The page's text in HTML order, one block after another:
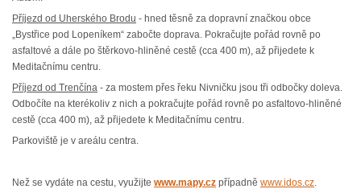
Příjezd od Uherského Brodu - hned těsně za dopravní značkou obce
„Bystřice pod Lopeníkem“ zabočte doprava. Pokračujte pořád rovně po
asfaltové a dále po štěrkovo-hliněné cestě (cca 400 m), až přijedete k
Meditačnímu centru.
Příjezd od Trenčína - za mostem přes řeku Nivničku jsou tři odbočky doleva.
Odbočíte na kterékoliv z nich a pokračujte pořád rovně po asfaltovo-hliněné
cestě (cca 400 m), až přijedete k Meditačnímu centru.
Parkoviště je v areálu centra.
Než se vydáte na cestu, využijte www.mapy.cz případně www.idos.cz.